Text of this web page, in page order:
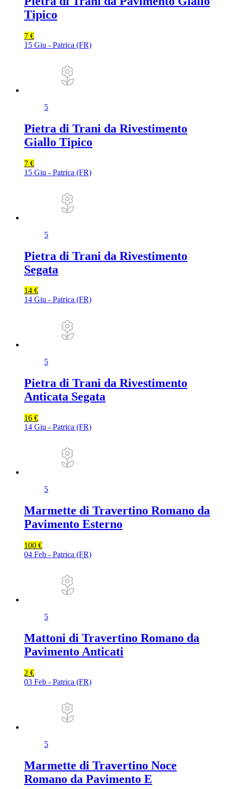
Tipico
7 €
15 Giu - Patrica (FR)
5
Pietra di Trani da Rivestimento
Giallo Tipico
7 €
15 Giu - Patrica (FR)
5
Pietra di Trani da Rivestimento
Segata
14 €
14 Giu - Patrica (FR)
5
Pietra di Trani da Rivestimento
Anticata Segata
16 €
14 Giu - Patrica (FR)
5
Marmette di Travertino Romano da
Pavimento Esterno
100 €
04 Feb - Patrica (FR)
5
Mattoni di Travertino Romano da
Pavimento Anticati
2 €
03 Feb - Patrica (FR)
5
Marmette di Travertino Noce
Romano da Pavimento E